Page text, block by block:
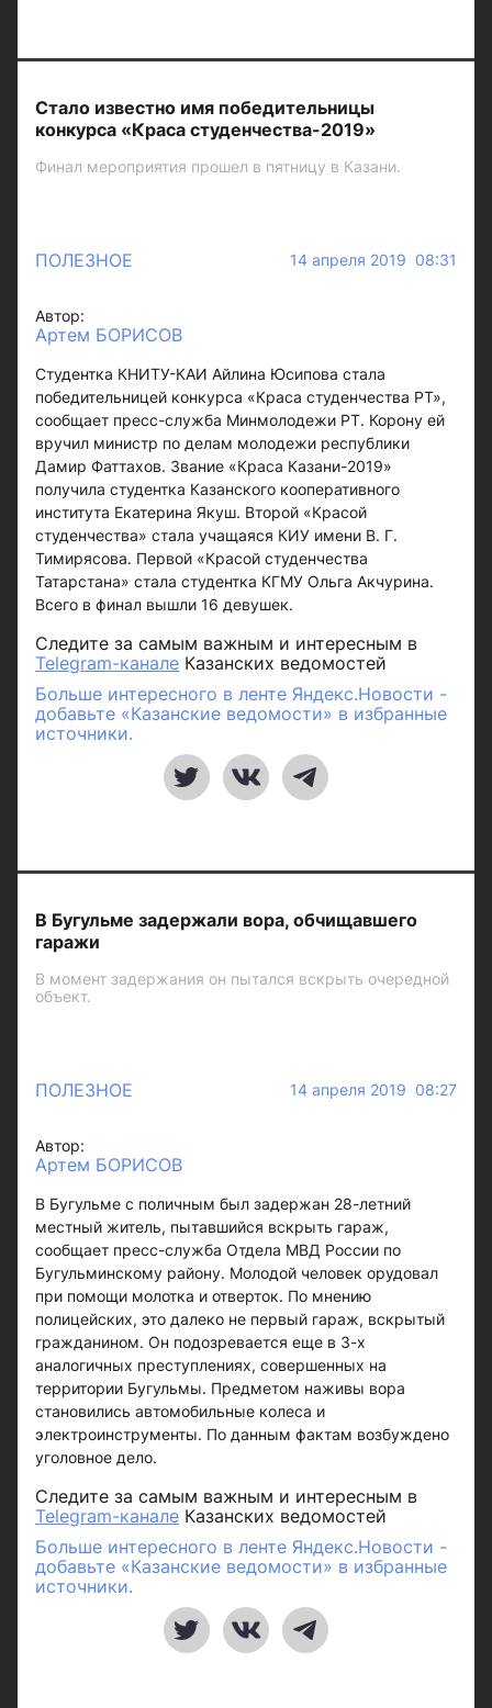
Стало известно имя победительницы
конкурса «Краса студенчества-2019»
Финал мероприятия прошел в пятницу в Казани.
ПОЛЕЗНОЕ 14 апреля 2019 08:31
Автор:
Артем БОРИСОВ
Студентка КНИТУ-КАИ Айлина Юсипова стала
победительницей конкурса «Краса студенчества РТ»,
сообщает пресс-служба Минмолодежи РТ. Корону ей
вручил министр по делам молодежи республики
Дамир Фаттахов. Звание «Краса Казани-2019»
получила студентка Казанского кооперативного
института Екатерина Якуш. Второй «Красой
студенчества» стала учащаяся КИУ имени В. Г.
Тимирясова. Первой «Красой студенчества
Татарстана» стала студентка КГМУ Ольга Акчурина.
Всего в финал вышли 16 девушек.
Следите за самым важным и интересным в
Telegram-канале Казанских ведомостей
Больше интересного в ленте Яндекс.Новости -
добавьте «Казанские ведомости» в избранные
источники.
В Бугульме задержали вора, обчищавшего
гаражи
В момент задержания он пытался вскрыть очередной
объект.
ПОЛЕЗНОЕ 14 апреля 2019 08:27
Автор:
Артем БОРИСОВ
В Бугульме с поличным был задержан 28-летний
местный житель, пытавшийся вскрыть гараж,
сообщает пресс-служба Отдела МВД России по
Бугульминскому району. Молодой человек орудовал
при помощи молотка и отверток. По мнению
полицейских, это далеко не первый гараж, вскрытый
гражданином. Он подозревается еще в 3-х
аналогичных преступлениях, совершенных на
территории Бугульмы. Предметом наживы вора
становились автомобильные колеса и
электроинструменты. По данным фактам возбуждено
уголовное дело.
Следите за самым важным и интересным в
Telegram-канале Казанских ведомостей
Больше интересного в ленте Яндекс.Новости -
добавьте «Казанские ведомости» в избранные
источники.